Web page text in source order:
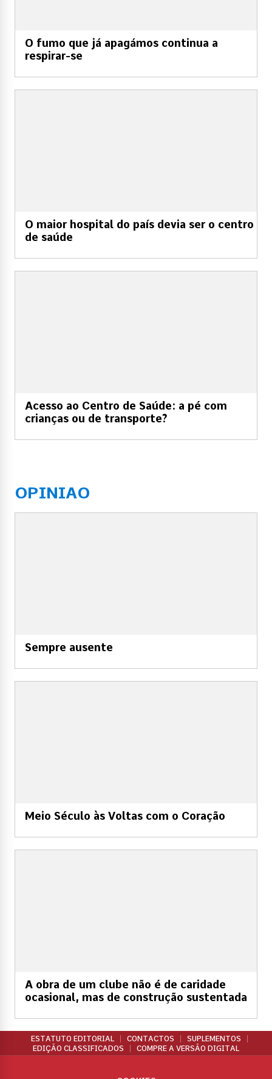
O fumo que já apagámos continua a
respirar-se
O maior hospital do país devia ser o centro
de saúde
Acesso ao Centro de Saúde: a pé com
crianças ou de transporte?
OPINIAO
Sempre ausente
Meio Século às Voltas com o Coração
A obra de um clube não é de caridade
ocasional, mas de construção sustentada
ESTATUTO EDITORIAL CONTACTOS
SUPLEMENTOS
EDIÇÃO CLASSIFICADOS
COMPRE A VERSÃO DIGITAL